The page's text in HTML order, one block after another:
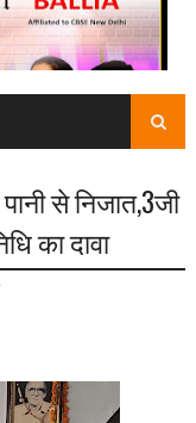
से निजात,3जी
का दावा